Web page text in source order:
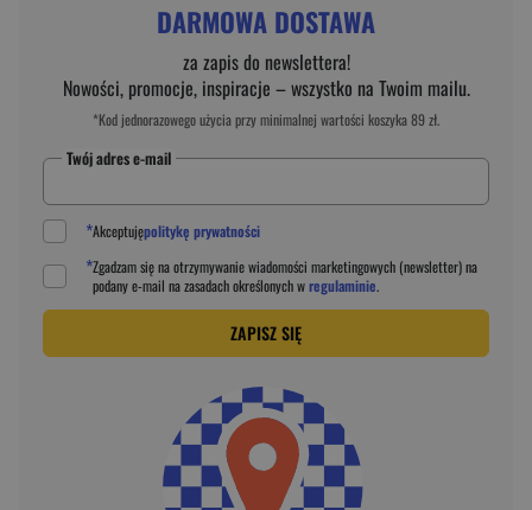
DARMOWA DOSTAWA
za zapis do newslettera!
Nowości, promocje, inspiracje – wszystko na Twoim mailu.
*Kod jednorazowego użycia przy minimalnej wartości koszyka 89 zł.
Twój adres e-mail
*Akceptujępolitykę prywatności
*Zgadzam się na otrzymywanie wiadomości marketingowych (newsletter) na
podanye-mail na zasadach określonych wregulaminie.
ZAPISZ SIĘ